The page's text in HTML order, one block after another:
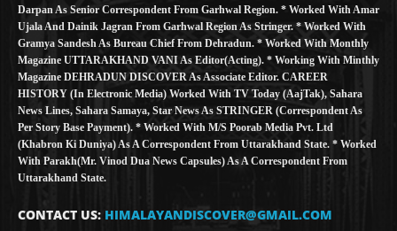
Darpan As Senior Correspondent From Garhwal Region. * Worked With Amar
Ujala And Dainik Jagran From Garhwal Region As Stringer. * Worked With
Gramya Sandesh As Bureau Chief From Dehradun. * Worked With Monthly
Magazine UTTARAKHAND VANI As Editor(Acting). * Working With Minthly
Magazine DEHRADUN DISCOVER As Associate Editor. CAREER
HISTORY (in Electronic Media) Worked With TV Today (AajTak), Sahara
News Lines, Sahara Samaya, Star News As STRINGER (Correspondent As
Per Story Base Payment). * Worked With M/S Poorab Media Pvt. Ltd
(Khabron Ki Duniya) As A Correspondent From Uttarakhand State. * Worked
With Parakh(Mr. Vinod Dua News Capsules) As A Correspondent From
Uttarakhand State.
CONTACT US: HIMALAYANDISCOVER@GMAIL.COM